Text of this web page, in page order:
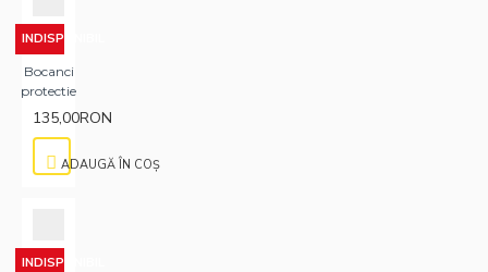
INDISPONIBIL
Bocanci
protectie
135,00RON
ADAUGĂ ÎN COŞ
INDISPONIBIL